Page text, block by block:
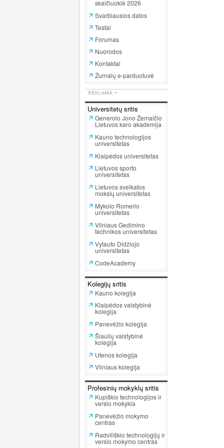
skaičiuoklė 2026
Svarbiausios datos
Testai
Forumas
Nuorodos
Kontaktai
Žurnalų e-parduotuvė
Universitetų sritis
Generolo Jono Žemaičio
Lietuvos karo akademija
Kauno technologijos
universitetas
Klaipėdos universitetas
Lietuvos sporto
universitetas
Lietuvos sveikatos
mokslų universitetas
Mykolo Romerio
universitetas
Vilniaus Gedimino
technikos universitetas
Vytauto Didžiojo
universitetas
CodeAcademy
Kolegijų sritis
Kauno kolegija
Klaipėdos valstybinė
kolegija
Panevėžio kolegija
Šiaulių valstybinė
kolegija
Utenos kolegija
Vilniaus kolegija
Profesinių mokyklų sritis
Kupiškio technologijos ir
verslo mokykla
Panevėžio mokymo
centras
Radviliškio technologijų ir
verslo mokymo centras